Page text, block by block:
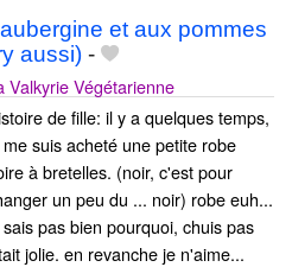
et aux pommes
aussi) -
Valkyrie Végétarienne
de fille: il y a quelques temps,
suis acheté une petite robe
à bretelles. (noir, c'est pour
un peu du ... noir) robe euh...
pas bien pourquoi, chuis pas
jolie. en revanche je n'aime...